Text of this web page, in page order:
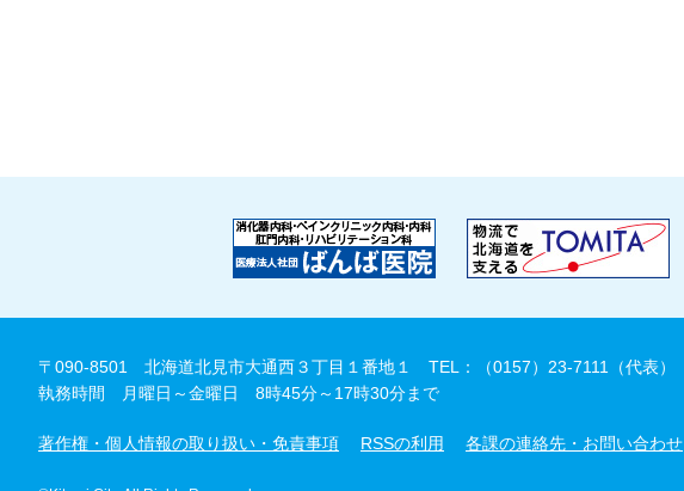
〒090-8501 北海道北見市大通西３丁目１番地１
TEL：（0157）23-7111（代表）
執務時間 月曜日～金曜日 8時45分～17時30分まで
著作権・個人情報の取り扱い・免責事項 RSSの利用 各課の連絡先・お問い合わせ